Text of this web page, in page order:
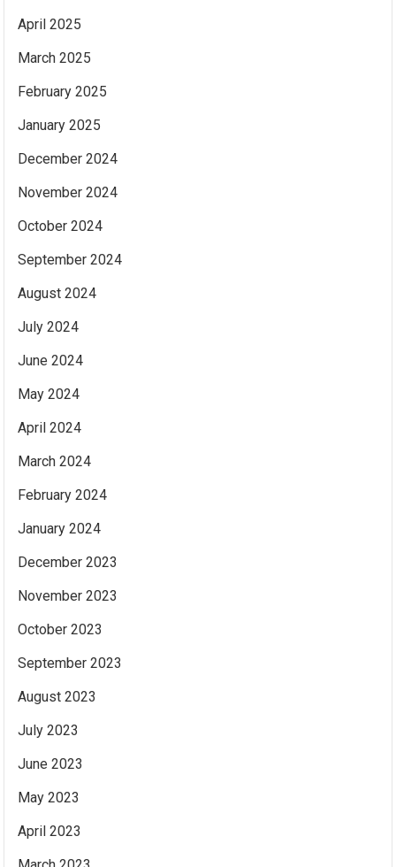
April 2025
March 2025
February 2025
January 2025
December 2024
November 2024
October 2024
September 2024
August 2024
July 2024
June 2024
May 2024
April 2024
March 2024
February 2024
January 2024
December 2023
November 2023
October 2023
September 2023
August 2023
July 2023
June 2023
May 2023
April 2023